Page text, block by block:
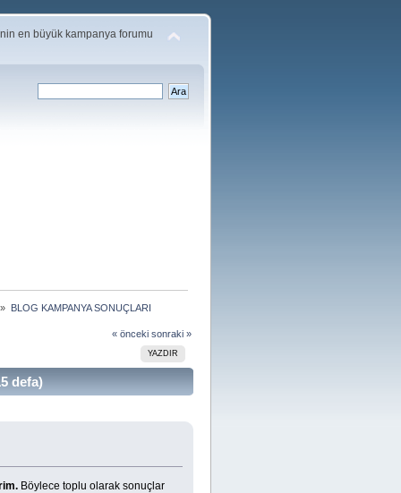
en büyük kampanya forumu
BLOG KAMPANYA SONUÇLARI
« önceki sonraki »
YAZDIR
defa)
Böylece toplu olarak sonuçlar